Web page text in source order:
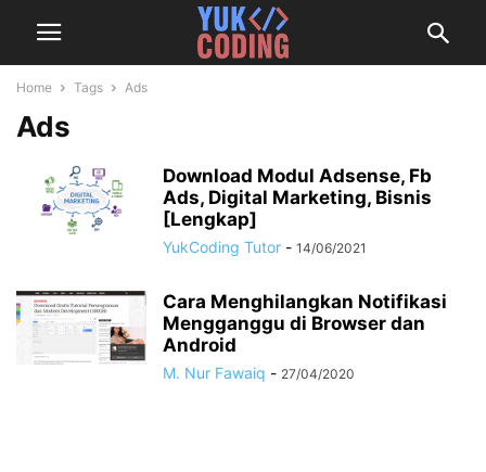
Home Tags Ads
Ads
Download Modul Adsense, Fb
Ads, Digital Marketing, Bisnis
[Lengkap]
YukCoding Tutor - 14/06/2021
Cara Menghilangkan Notifikasi
Mengganggu di Browser dan
Android
M. Nur Fawaiq - 27/04/2020